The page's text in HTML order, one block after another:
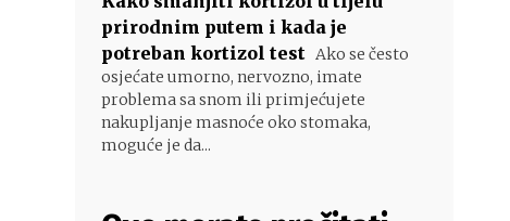
prirodnim putem i kada je
potreban kortizol test Ako se često
osjećate umorno, nervozno, imate
problema sa snom ili primjećujete
nakupljanje masnoće oko stomaka,
moguće je da...